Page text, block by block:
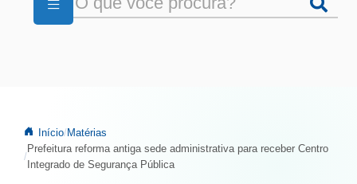
Início Matérias
Prefeitura reforma antiga sede administrativa para receber Centro
Integrado de Segurança Pública